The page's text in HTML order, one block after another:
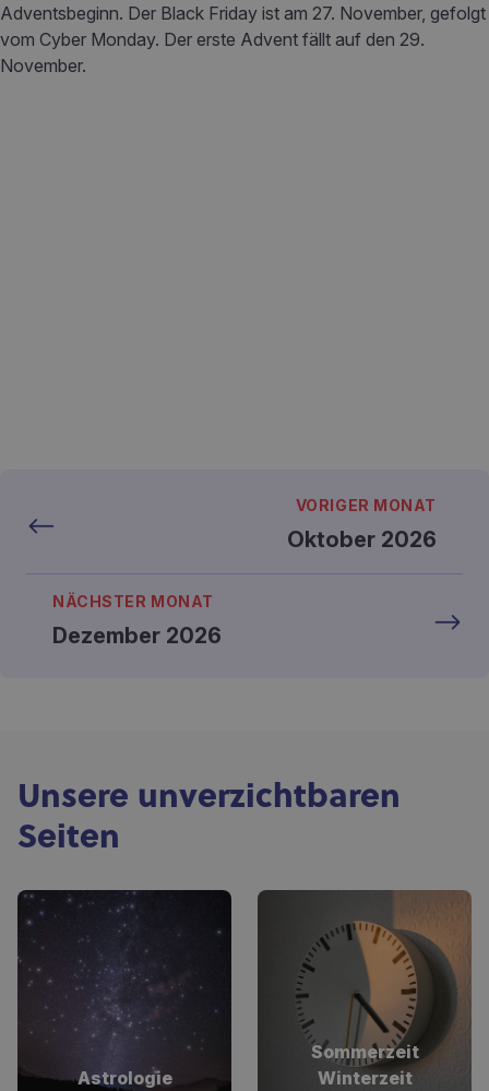
Adventsbeginn. Der Black Friday ist am 27. November, gefolgt
vom Cyber Monday. Der erste Advent fällt auf den 29.
November.
VORIGER MONAT
Oktober 2026
NÄCHSTER MONAT
Dezember 2026
Unsere unverzichtbaren
Seiten
Astrologie
Sommerzeit
Winterzeit